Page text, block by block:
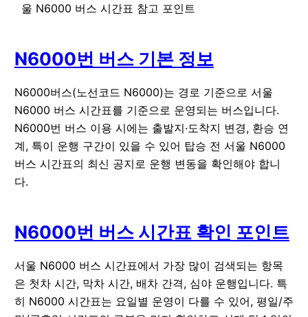
울 N6000 버스 시간표 참고 포인트
N6000번 버스 기본 정보
N6000버스(노선코드 N6000)는 경로 기준으로 서울
N6000 버스 시간표를 기준으로 운영되는 버스입니다.
N6000번 버스 이용 시에는 출발지·도착지 변경, 환승 연
계, 특이 운행 구간이 있을 수 있어 탑승 전 서울 N6000
버스 시간표의 최신 공지로 운행 변동을 확인해야 합니
다.
N6000번 버스 시간표 확인 포인트
서울 N6000 버스 시간표에서 가장 많이 검색되는 항목
은 첫차 시간, 막차 시간, 배차 간격, 심야 운행입니다. 특
히 N6000 시간표는 요일별 운영이 다를 수 있어, 평일/주